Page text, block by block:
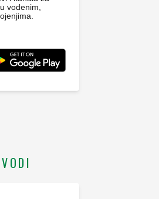
vodenim,